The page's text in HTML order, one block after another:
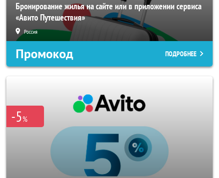
Бронирование жилья на сайте или в приложении сервиса
«Авито Путешествия»
Россия
Промокод ПОДРОБНЕЕ
-5%